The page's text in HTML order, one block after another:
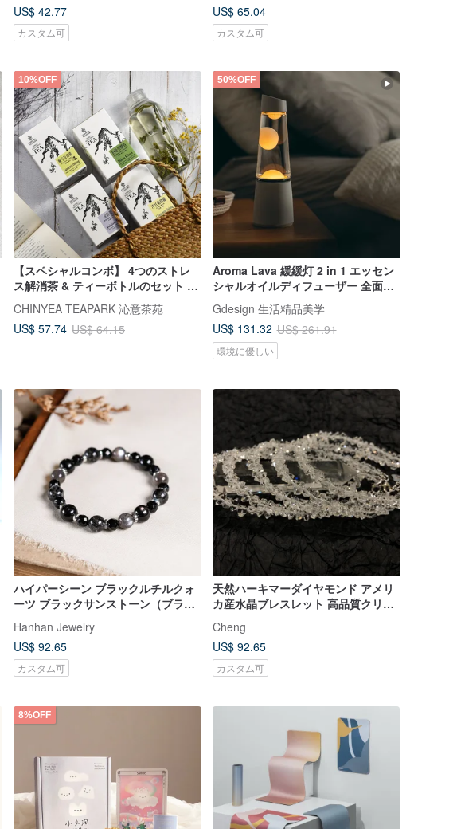
US$ 42.77
カスタム可
US$ 65.04
カスタム可
10%OFF
【スペシャルコンボ】 4つのストレ
ス解消茶 & ティーボトルのセット 選
べる
CHINYEA TEAPARK 沁意茶苑
US$ 57.74 US$ 64.15
50%OFF
Aroma Lava 緩緩灯 2 in 1 エッセン
シャルオイルディフューザー 全面リ
ニューアル
Gdesign 生活精品美学
US$ 131.32 US$ 261.91
環境に優しい
ハイパーシーン ブラックルチルクォ
ーツ ブラックサンストーン（ブラッ
クゲーサイト） ブラックトルマリン
925シルバー ブレスレット 天然石 パ
ワーストーン
Hanhan Jewelry
US$ 92.65
カスタム可
天然ハーキマーダイヤモンド アメリ
カ産水晶ブレスレット 高品質クリア
5mm クリスタルブレスレット
Cheng
US$ 92.65
カスタム可
8%OFF